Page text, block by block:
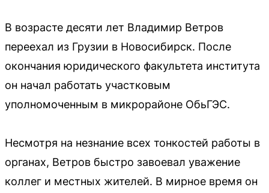
В возрасте десяти лет Владимир Ветров
переехал из Грузии в Новосибирск. После
окончания юридического факультета института
он начал работать участковым
уполномоченным в микрорайоне ОбьГЭС.
Несмотря на незнание всех тонкостей работы в
органах, Ветров быстро завоевал уважение
коллег и местных жителей. В мирное время он